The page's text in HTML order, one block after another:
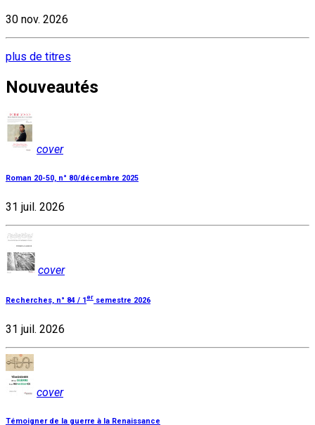
30 nov. 2026
plus de titres
Nouveautés
cover
Roman 20-50, n° 80/décembre 2025
31 juil. 2026
cover
Recherches, n° 84 / 1 er semestre 2026
31 juil. 2026
cover
Témoigner de la guerre à la Renaissance